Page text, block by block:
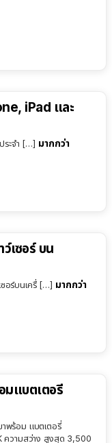
iPad และ
ระจำ […] มากกว่า
เซอร์ บน
ซอร์บนเครื่ […] มากกว่า
มแบตเตอรี่
พร้อม แบตเตอรี่
ความสว่าง สูงสุด 3,500